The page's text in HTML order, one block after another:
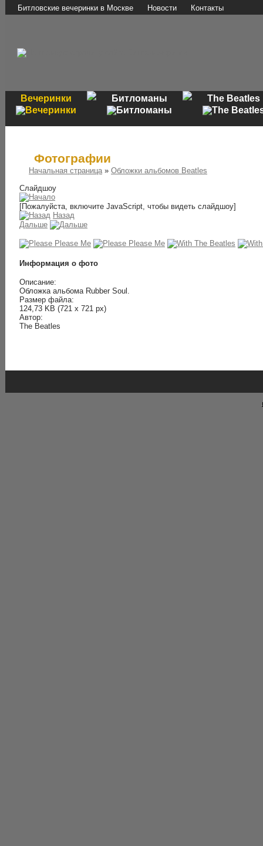
Битловские вечеринки в Москве Новости Контакты
Вечеринки Битломаны The Beatles
Фотографии
Начальная страница» Обложки альбомов Beatles
Слайдшоу
[Пожалуйста, включите JavaScript, чтобы видеть слайдшоу]
Назад
Дальше
Информация о фото
Описание:
Обложка альбома Rubber Soul.
Размер файла:
124,73 KB (721 x 721 px)
Автор:
The Beatles